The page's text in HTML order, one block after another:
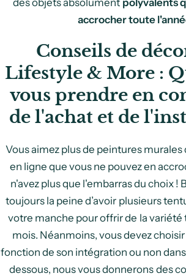
accrocher toute
Conseils de
Lifestyle & More :
vous prendre en
de l'achat et de
Vous aimez plus de peintures
en ligne que vous ne pouvez en
n'avez plus que l'embarras du choix !
toujours la peine d’avoir plusieurs
votre manche pour offrir de la variété
mois. Néanmoins, vous devez
fonction de son intégration ou non
dessous, nous vous donnerons des